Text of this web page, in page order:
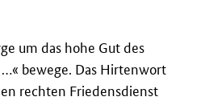
um das hohe Gut des
bewege. Das Hirtenwort
rechten Friedensdienst